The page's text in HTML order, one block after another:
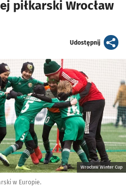
piłkarski Wrocław
Udostępnijartykuł
Wrocław Winter Cup
w Europie.